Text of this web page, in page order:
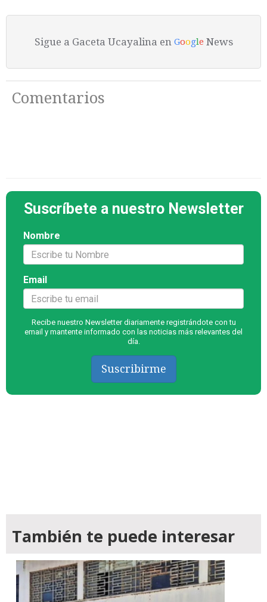
Sigue a Gaceta Ucayalina en Google News
Comentarios
Suscríbete a nuestro Newsletter
Nombre
Email
Recibe nuestro Newsletter diariamente registrándote con tu
email y mantente informado con las noticias más relevantes del
día.
Suscribirme
También te puede interesar